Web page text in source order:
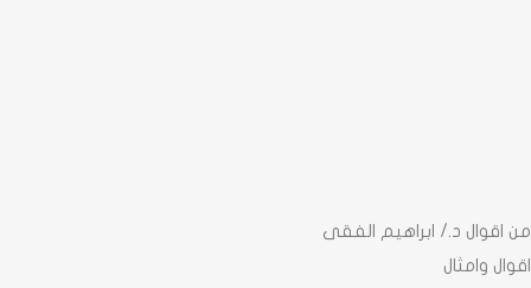
اقوال د./ ابراهيم الفقى
وامثال